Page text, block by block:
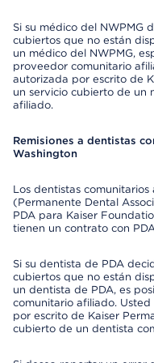
Si su médico del NWPMG
cubiertos que no están
un médico del NWPMG,
proveedor comunitario
autorizada por escrito de
un servicio cubierto de un
afiliado.
Remisiones a dentistas
Washington
Los dentistas
(Permanente Dental
PDA para Kaiser
tienen un contrato con
Si su dentista de PDA
cubiertos que no están
un dentista de PDA, es
comunitario afiliado.
por escrito de Kaiser
cubierto de un dentista